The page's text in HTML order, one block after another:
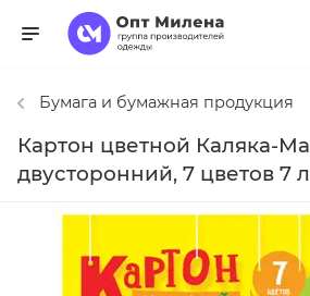
Бумага и бумажная продукция
Картон цветной Каляка-
двусторонний, 7 цветов 7